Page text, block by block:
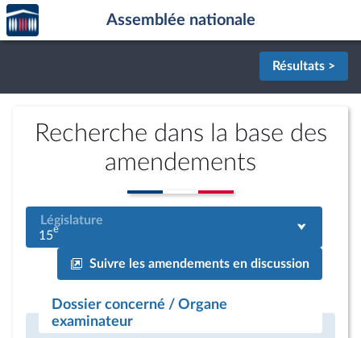
Aller au contenu
Aller en bas de la page
Accèder
à la
page
Assemblée nationale
Résultats >
Recherche dans la base des
amendements
Législature
15e
Suivre les amendements en discussion
Dossier concerné / Organe
examinateur